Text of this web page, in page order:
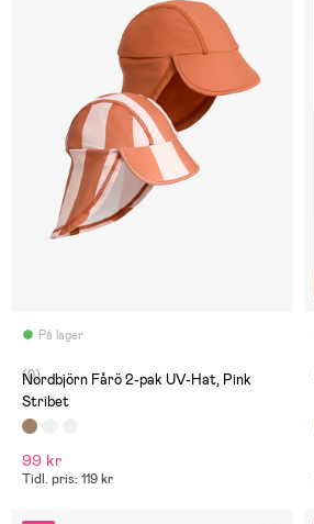
På lager
(0)
Nordbjörn Fårö 2-pak UV-Hat, Pink
Stribet
99 kr
Tidl. pris: 119 kr